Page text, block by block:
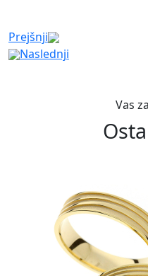
Prejšnji
Naslednji
Vas